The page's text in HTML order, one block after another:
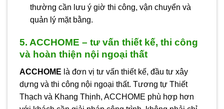
thường cần lưu ý giờ thi công, vận chuyển và
quản lý mặt bằng.
5. ACCHOME – tư vấn thiết kế, thi công
và hoàn thiện nội ngoại thất
ACCHOME là đơn vị tư vấn thiết kế, đầu tư xây
dựng và thi công nội ngoại thất. Tương tự Thiết
Thạch và Khang Thịnh, ACCHOME phù hợp hơn